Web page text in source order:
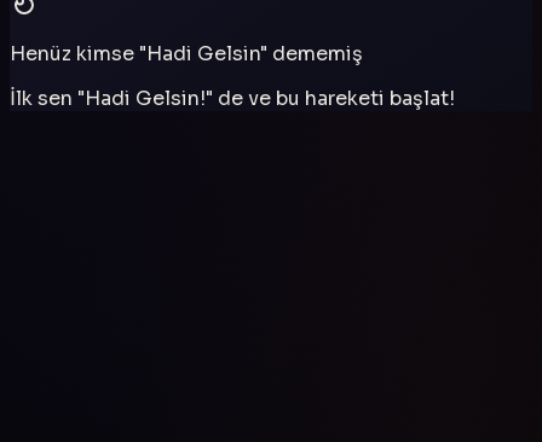
Henüz kimse "Hadi Gelsin" dememiş
İlk sen "Hadi Gelsin!" de ve bu hareketi başlat!